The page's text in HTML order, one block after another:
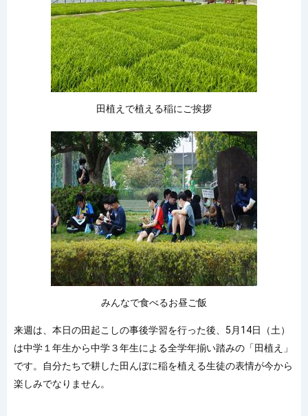
田植えで植える稲にご挨拶
みんなで食べるお昼ご飯
来週は、本日の田起こしの事後学習を行った後、5月14日（土）
は中学１年生から中学３年生による全学年揃い踏みの「田植え」
です。自分たちで耕した田んぼに稲を植える生徒の表情が今から
楽しみでなりません。